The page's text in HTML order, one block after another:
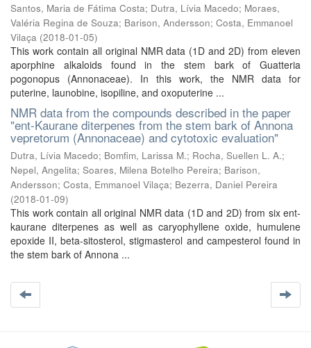
Santos, Maria de Fátima Costa; Dutra, Lívia Macedo; Moraes,
Valéria Regina de Souza; Barison, Andersson; Costa, Emmanoel
Vilaça (2018-01-05)
This work contain all original NMR data (1D and 2D) from eleven
aporphine alkaloids found in the stem bark of Guatteria
pogonopus (Annonaceae). In this work, the NMR data for
puterine, launobine, isopiline, and oxoputerine ...
NMR data from the compounds described in the paper
"ent-Kaurane diterpenes from the stem bark of Annona
vepretorum (Annonaceae) and cytotoxic evaluation"
Dutra, Lívia Macedo; Bomfim, Larissa M.; Rocha, Suellen L. A.;
Nepel, Angelita; Soares, Milena Botelho Pereira; Barison,
Andersson; Costa, Emmanoel Vilaça; Bezerra, Daniel Pereira
(2018-01-09)
This work contain all original NMR data (1D and 2D) from six ent-
kaurane diterpenes as well as caryophyllene oxide, humulene
epoxide II, beta-sitosterol, stigmasterol and campesterol found in
the stem bark of Annona ...